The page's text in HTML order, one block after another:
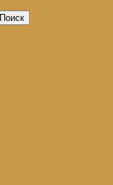
Поиск